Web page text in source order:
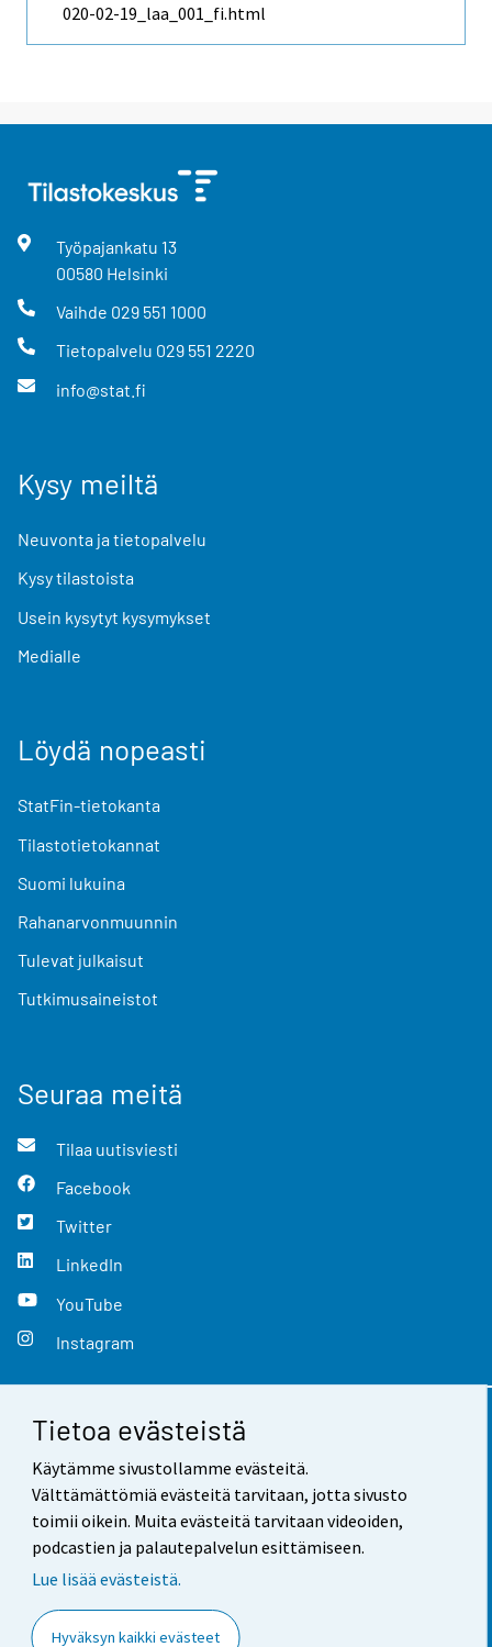
Tietoa evästeistä
Käytämme sivustollamme evästeitä.
Välttämättömiä evästeitä tarvitaan, jotta sivusto
toimii oikein. Muita evästeitä tarvitaan videoiden,
podcastien ja palautepalvelun esittämiseen.
Lue lisää evästeistä.
Hyväksyn kaikki evästeet
020-02-19_laa_001_fi.html
Työpajankatu 13
00580 Helsinki
Vaihde 029 551 1000
Tietopalvelu 029 551 2220
info@stat.fi
Kysy meiltä
Neuvonta ja tietopalvelu
Kysy tilastoista
Usein kysytyt kysymykset
Medialle
Löydä nopeasti
StatFin-tietokanta
Tilastotietokannat
Suomi lukuina
Rahanarvonmuunnin
Tulevat julkaisut
Tutkimusaineistot
Seuraa meitä
Tilaa uutisviesti
Facebook
Twitter
LinkedIn
YouTube
Instagram
Yhteystiedot
Palaute
Käyttöehdot
Saavutettavuus